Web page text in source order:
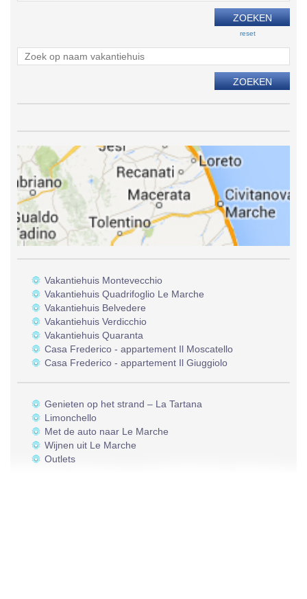
reset
Vakantiehuis Montevecchio
Vakantiehuis Quadrifoglio Le Marche
Vakantiehuis Belvedere
Vakantiehuis Verdicchio
Vakantiehuis Quaranta
Casa Frederico - appartement Il Moscatello
Casa Frederico - appartement Il Giuggiolo
Genieten op het strand – La Tartana
Limonchello
Met de auto naar Le Marche
Wijnen uit Le Marche
Outlets